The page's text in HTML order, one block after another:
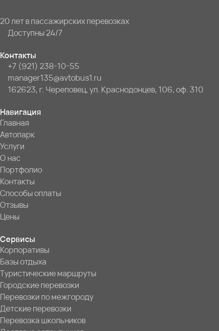
20 лет в пассажирских перевозках
Доступны 24/7
Контакты
+7 (921) 238-10-55
manager135@avtobus1.ru
162623, г. Череповец, ул. Краснодонцев, 106, оф. 310
Навигация
Главная
Автопарк
Услуги
О нас
Портфолио
Контакты
Способы оплаты
Отзывы
Цены
Сервисы
Корпоративы
Базы отдыха
Туристические маршруты
Городские перевозки
Перевозки по межгороду
Детские перевозки
Перевозка школьников